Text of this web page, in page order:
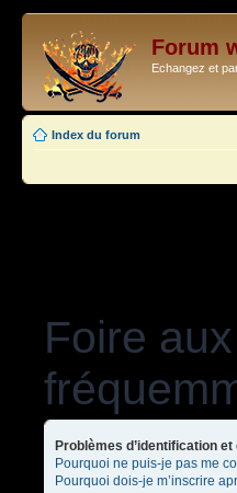
Forum
Echangez et
Index du forum
Foire
Problèmes d’identification et
Pourquoi ne puis-je pas me
Pourquoi dois-je m’inscrire